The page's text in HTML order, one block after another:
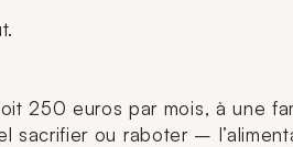
250 euros par mois, à une
ou raboter –